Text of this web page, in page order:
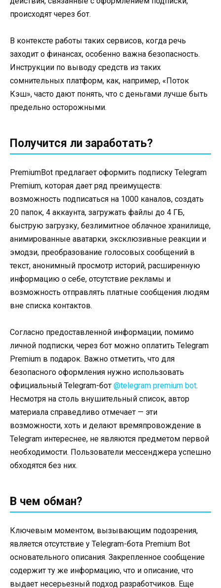
происходят через бот.
В контексте работы таких сервисов, когда речь
заходит о финансах, особенно важна безопасность.
Инструкции по выводу средств из таких
сомнительных платформ, как, например, «Поток
Кэш», часто дают понять, что с деньгами лучше быть
предельно осторожными.
Получится ли заработать?
PremiumBot предлагает оформить подписку Telegram
Premium, которая дает ряд преимуществ:
возможность подписаться на 1000 каналов, создать
20 папок, 4 аккаунта, загружать файлы до 4 ГБ,
быструю загрузку, безлимитное облачное хранилище,
анимированные аватарки, эксклюзивные реакции и
эмодзи, преобразование голосовых сообщений в
текст, анонимный просмотр историй, расширенную
информацию о себе, отсутствие рекламы и
возможность отправлять платные сообщения людям
вне списка контактов.
Согласно предоставленной информации, помимо
личной подписки, через бот можно оплатить Telegram
Premium в подарок. Важно отметить, что для
безопасного оформления нужно использовать
официальный Telegram-бот @telegram premium bot.
Несмотря на столь внушительный список, автор
материала справедливо отмечает — эти
возможности, хоть и делают времяпровождение в
Telegram интереснее, не являются предметом первой
необходимости. Пользователи мессенджера успешно
обходятся без них.
В чем обман?
Ключевым моментом, вызывающим подозрения,
является отсутствие у Telegram-бота Premium Bot
основательного описания. Закрепленное сообщение
содержит ту же информацию, что и описание, что
выдает несерьезный подход разработчиков. Еще